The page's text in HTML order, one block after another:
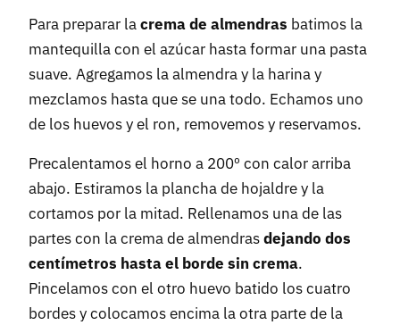
Para preparar lacrema de almendras batimos la
mantequilla con el azúcar hasta formar una pasta
suave. Agregamos la almendra y la harina y
mezclamos hasta que se una todo. Echamos uno
de los huevos y el ron, removemos y reservamos.
Precalentamos el horno a 200º con calor arriba
abajo. Estiramos la plancha de hojaldre y la
cortamos por la mitad. Rellenamos una de las
partes con la crema de almendrasdejando dos
centímetros hasta el borde sin crema.
Pincelamos con el otro huevo batido los cuatro
bordes y colocamos encima la otra parte de la